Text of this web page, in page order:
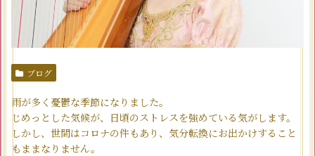
ブログ
雨が多く憂鬱な季節になりました。
じめっとした気候が、日頃のストレスを強めている気がします。
しかし、世間はコロナの件もあり、気分転換にお出かけすること
もままなりません。